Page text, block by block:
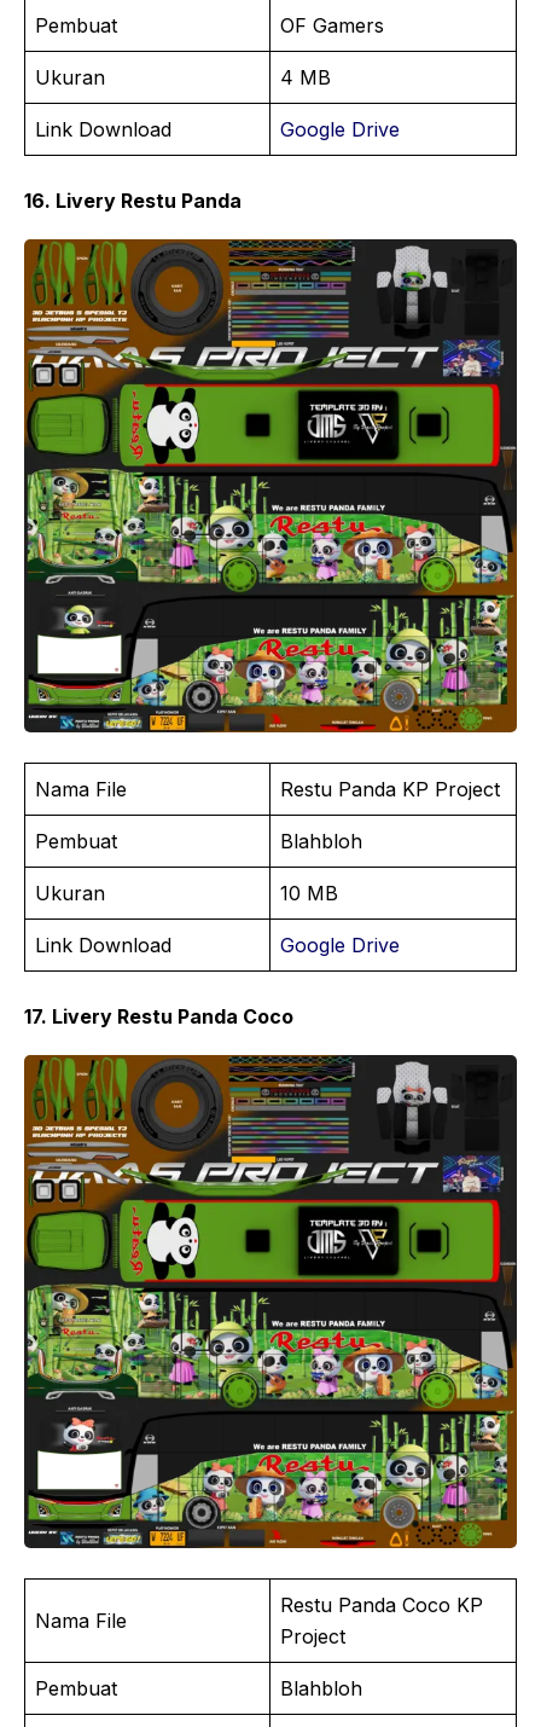
Pembuat OF Gamers
Ukuran 4 MB
Link Download Google Drive
16. Livery Restu Panda
Nama File Restu Panda KP Project
Pembuat Blahbloh
Ukuran 10 MB
Link Download Google Drive
17. Livery Restu Panda Coco
Nama File
Restu Panda Coco KP
Project
Pembuat Blahbloh